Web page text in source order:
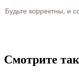
Будьте корректны, и
Смотрите